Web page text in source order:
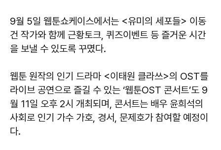
9월 5일 웹툰쇼케이스에서는 <유미의 세포들> 이동
건 작가와 함께 근황토크, 퀴즈이벤트 등 즐거운 시간
을 보낼 수 있도록 꾸몄다.
웹툰 원작의 인기 드라마 <이태원 클라쓰>의 OST를
라이브 공연으로 즐길 수 있는 ‘웹툰OST 콘서트’도 9
월 11일 오후 2시 개최되며, 콘서트는 배우 윤희석의
사회로 인기 가수 가호, 경서, 문제호가 참여할 예정이
다.